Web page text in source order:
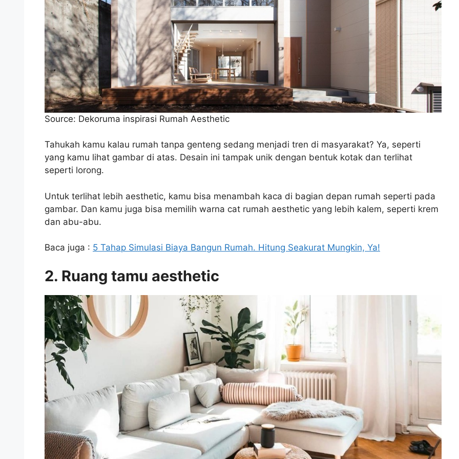
Source: Dekoruma inspirasi Rumah Aesthetic
Tahukah kamu kalau rumah tanpa genteng sedang menjadi tren di masyarakat? Ya, seperti
yang kamu lihat gambar di atas. Desain ini tampak unik dengan bentuk kotak dan terlihat
seperti lorong.
Untuk terlihat lebih aesthetic, kamu bisa menambah kaca di bagian depan rumah seperti pada
gambar. Dan kamu juga bisa memilih warna cat rumah aesthetic yang lebih kalem, seperti krem
dan abu-abu.
Baca juga : 5 Tahap Simulasi Biaya Bangun Rumah. Hitung Seakurat Mungkin, Ya!
2. Ruang tamu aesthetic